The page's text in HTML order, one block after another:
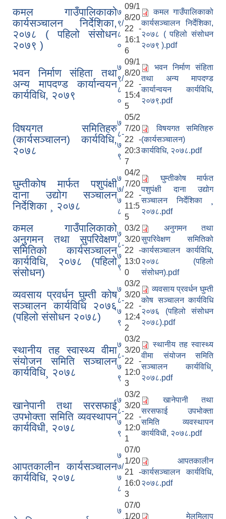
कमल गाउँपालिकाको
कार्यसञ्‍चालन निर्देशिका,
२०७८ ( पहिलो संसोधन
२०७९ )
७
९/
८
०
09/1
8/20
22 -
16:1
6
कमल गाउँपालिकाको
कार्यसञ्‍चालन निर्देशिका,
२०७८ ( पहिलो संसोधन
२०७९ ).pdf
भवन निर्माण संहिता तथा
अन्य मापदण्ड कार्यान्वयन
कार्यविधि, २०७९
७
९/
८
०
09/1
8/20
22 -
15:4
5
भवन निर्माण संहिता
तथा अन्य मापदण्ड
कार्यान्वयन कार्यविधि,
२०७९.pdf
विषयगत समितिहरु
(कार्यसञ्चालन) कार्यविधि,
२०७८
७
८-
७
९
05/2
7/20
22 -
20:3
7
विषयगत समितिहरु
(कार्यसञ्चालन)
कार्यविधि, २०७८.pdf
घुम्तीकोष मार्फत पशुपंक्षी
दाना उद्योग सञ्चालन
निर्देशिका ¸ २०७८
७
७/
७
८
04/2
7/20
22 -
11:5
5
घुम्तीकोष मार्फत
पशुपंक्षी दाना उद्योग
सञ्चालन निर्देशिका ¸
२०७८.pdf
कमल गाउँपालिकाको
अनुगमन तथा सुपरिवेक्षण
समितिको कार्यसञ्चालन
कार्यविधि, २०७८ (पहिलो
संसोधन)
७
८-
७
९
03/2
3/20
22 -
13:0
0
अनुगमन तथा
सुपरिवेक्षण समितिको
कार्यसञ्चालन कार्यविधि,
२०७८ (पहिलो
संसोधन).pdf
व्यवसाय प्रवर्धन घुम्ती कोष
सञ्चालन कार्यविधि २०७६
(पहिलो संसोधन २०७८)
७
८-
७
९
03/2
3/20
22 -
12:4
2
व्यवसाय प्रवर्धन घुम्ती
कोष सञ्चालन कार्यविधि
२०७६ (पहिलो संसोधन
२०७८).pdf
स्थानीय तह स्वास्थ्य वीमा
संयोजन समिति सञ्चालन
कार्यविधि¸ २०७८
७
८-
७
९
03/2
3/20
22 -
12:0
3
स्थानीय तह स्वास्थ्य
वीमा संयोजन समिति
सञ्चालन कार्यविधि¸
२०७८.pdf
खानेपानी तथा सरसफाई
उपभोक्ता समिति व्यवस्थापन
कार्यविधी, २०७८
७
८-
७
९
03/2
3/20
22 -
12:0
1
खानेपानी तथा
सरसफाई उपभोक्ता
समिति व्यवस्थापन
कार्यविधी, २०७८.pdf
आपतकालीन कार्यसञ्चालन
कार्यविधि, २०७८
७
७/
७
८
07/0
1/20
21 -
16:0
3
आपतकालीन
कार्यसञ्चालन कार्यविधि,
२०७८.pdf
७
07/0
1/20
मेलमिलाप